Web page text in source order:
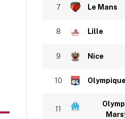
7 Le Mans
8 Lille
9 Nice
10
11